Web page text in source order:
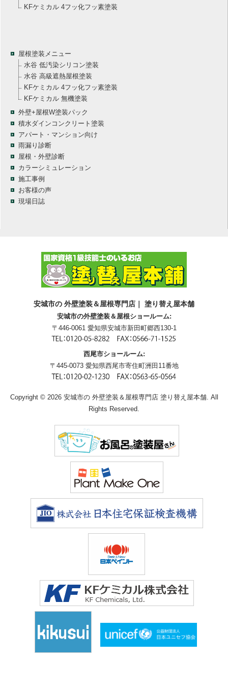
KFケミカル 4フッ化フッ素塗装
屋根塗装メニュー
水谷 低汚染シリコン塗装
水谷 高級遮熱屋根塗装
KFケミカル 4フッ化フッ素塗装
KFケミカル 無機塗装
外壁+屋根W塗装パック
積水ダインコンクリート塗装
アパート・マンション向け
雨漏り診断
屋根・外壁診断
カラーシミュレーション
施工事例
お客様の声
現場日誌
安城市の 外壁塗装＆屋根専門店｜ 塗り替え屋本舗
安城市の外壁塗装＆屋根ショールーム:
〒446-0061 愛知県安城市新田町郷西130-1
西尾市ショールーム:
〒445-0073 愛知県西尾市寄住町洲田11番地
Copyright © 2026 安城市の 外壁塗装＆屋根専門店 塗り替え屋本舗. All
Rights Reserved.